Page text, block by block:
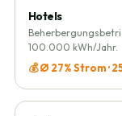
Hotels
100.000 kWh/Jahr.
💰 Ø 27% Strom ·